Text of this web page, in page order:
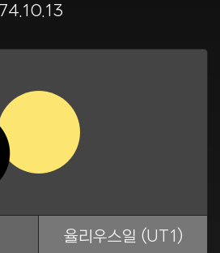
율리우스일 (UT1)